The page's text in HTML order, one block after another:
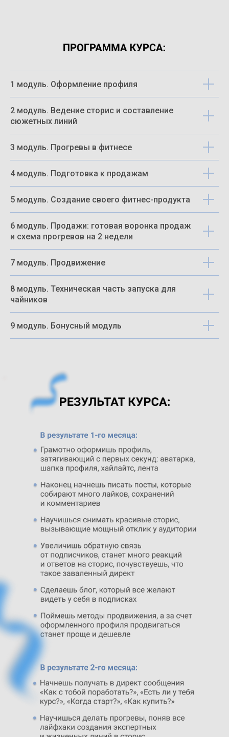
1 модуль. Оформление профиля
2 модуль. Ведение сторис и составление
сюжетных линий
3 модуль. Прогревы в фитнесе
4 модуль. Подготовка к продажам
5 модуль. Создание своего фитнес-продукта
6 модуль. Продажи: готовая воронка продаж
и схема прогревов на 2 недели
7 модуль. Продвижение
8 модуль. Техническая часть запуска для
чайников
9 модуль. Бонусный модуль